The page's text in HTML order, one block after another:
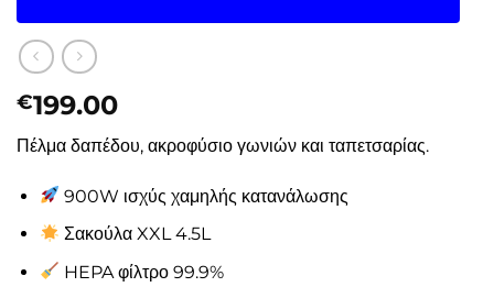
€199.00
Πέλμα δαπέδου, ακροφύσιο γωνιών και ταπετσαρίας.
900W ισχύς χαμηλής κατανάλωσης
Σακούλα XXL 4.5L
HEPA φίλτρο 99.9%